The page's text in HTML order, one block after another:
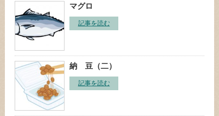
マグロ
記事を読む
納 豆（二）
記事を読む